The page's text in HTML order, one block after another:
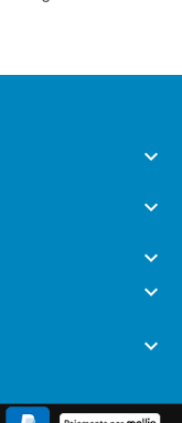




